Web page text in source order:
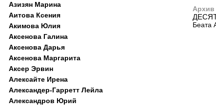
Беата
Азизян Марина
Аитова Ксения
Акимова Юлия
Аксенова Галина
Аксенова Дарья
Аксенова Маргарита
Аксер Эрвин
Алексайте Ирена
Александер-Гарретт Лейла
Александров Юрий